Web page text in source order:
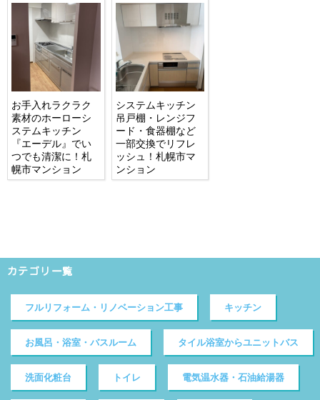
お手入れラクラク
素材のホーローシ
ステムキッチン
『エーデル』でい
つでも清潔に！札
幌市マンション
システムキッチン
吊戸棚・レンジフ
ード・食器棚など
一部交換でリフレ
ッシュ！札幌市マ
ンション
カテゴリ一覧
フルリフォーム・リノベーション工事 キッチン
お風呂・浴室・バスルーム タイル浴室からユニットバス
洗面化粧台 トイレ 電気温水器・石油給湯器